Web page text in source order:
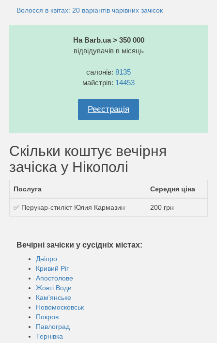
Волосся в квітах: 20 варіантів чарівних зачісок
На Barb.ua > 350 000
відвідувачів в місяць
салонів: 8135
майстрів: 14453
Реєстрація
Скільки коштує вечірня
зачіска у Нікополі
Послуга Середня ціна
✅ Перукар-стиліст Юлия Кармазин 200 грн
Вечірні зачіски у сусідніх містах:
Дніпро
Кривий Ріг
Апостолове
Жовті Води
Кам'янське
Новомосковськ
Покров
Павлоград
Тернівка